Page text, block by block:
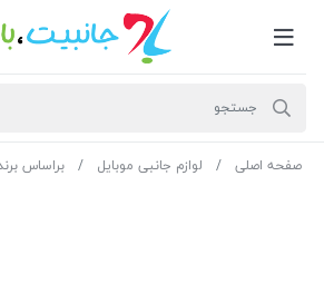
صفحه اصلی لوازم جانبی موبایل براساس